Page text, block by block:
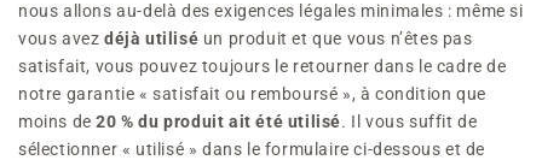
nous allons au-delà des exigences légales minimales : même si
vous avez déjà utilisé un produit et que vous n’êtes pas
satisfait, vous pouvez toujours le retourner dans le cadre de
notre garantie « satisfait ou remboursé », à condition que
moins de20 % du produit ait été utilisé. Il vous suffit de
sélectionner « utilisé » dans le formulaire ci-dessous et de